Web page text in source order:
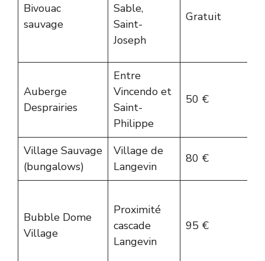
Bivouac
sauvage
Sable,
Saint-
Joseph
Gratuit
Auberge
Desprairies
Entre
Vincendo et
Saint-
Philippe
50 €
Village Sauvage
(bungalows)
Village de
Langevin
80 €
Bubble Dome
Village
Proximité
cascade
Langevin
95 €